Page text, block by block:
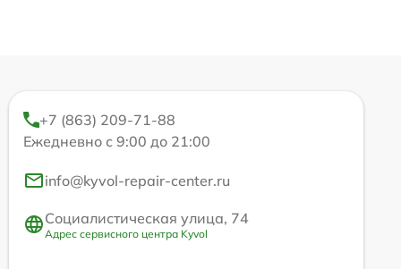
+7 (863) 209-71-88
Ежедневно с 9:00 до 21:00
info@kyvol-repair-center.ru
Социалистическая улица, 74
Адрес сервисного центра Kyvol